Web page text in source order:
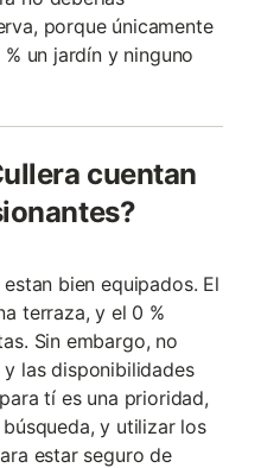
porque únicamente
un jardín y ninguno
cuentan
bien equipados. El
terraza, y el 0 %
Sin embargo, no
las disponibilidades
tí es una prioridad,
y utilizar los
estar seguro de